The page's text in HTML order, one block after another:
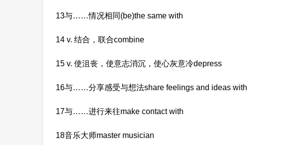
13与……情况相同(be)the same with
14 v. 结合，联合combine
15 v. 使沮丧，使意志消沉，使心灰意冷depress
16与……分享感受与想法share feelings and ideas with
17与……进行来往make contact with
18音乐大师master musician